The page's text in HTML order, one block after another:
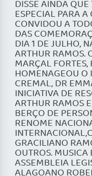
DISSE AINDA
ESPECIAL PARA
CONVIDOU A
DAS
DIA 1 DE JULHO,
ARTHUR RAMOS.
MARÇAL FORTES,
HOMENAGEOU O
CREMAL, DR
INICIATIVA DE
ARTHUR RAMOS
BERÇO DE
RENOME
GRACILIANO
OUTROS. MUSICA
ASSEMBLEIA